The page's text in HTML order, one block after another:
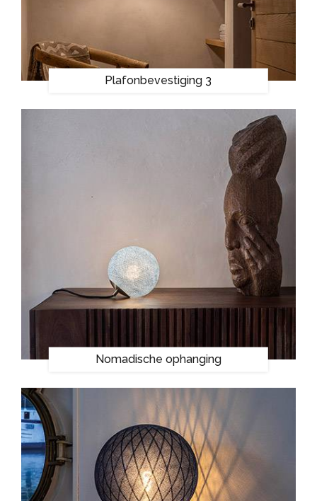
Plafonbevestiging 3
Nomadische ophanging